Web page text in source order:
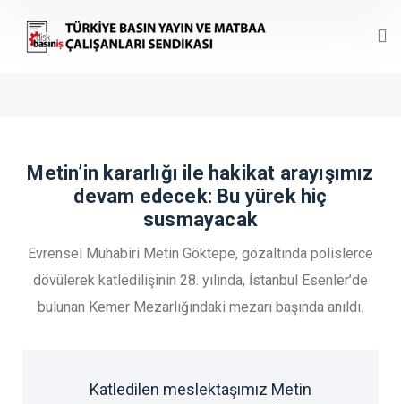
Metin’in kararlığı ile hakikat arayışımız
devam edecek: Bu yürek hiç
susmayacak
Evrensel Muhabiri Metin Göktepe, gözaltında polislerce
dövülerek katledilişinin 28. yılında, İstanbul Esenler’de
bulunan Kemer Mezarlığındaki mezarı başında anıldı.
Katledilen meslektaşımız Metin